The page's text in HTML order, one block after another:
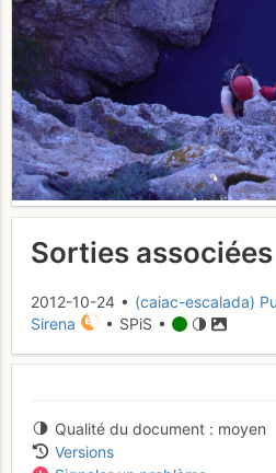
Sorties associées
2012-10-24 • (caiac-escalada)
Sirena
• SPiS •
Qualité du document
moyen
Versions